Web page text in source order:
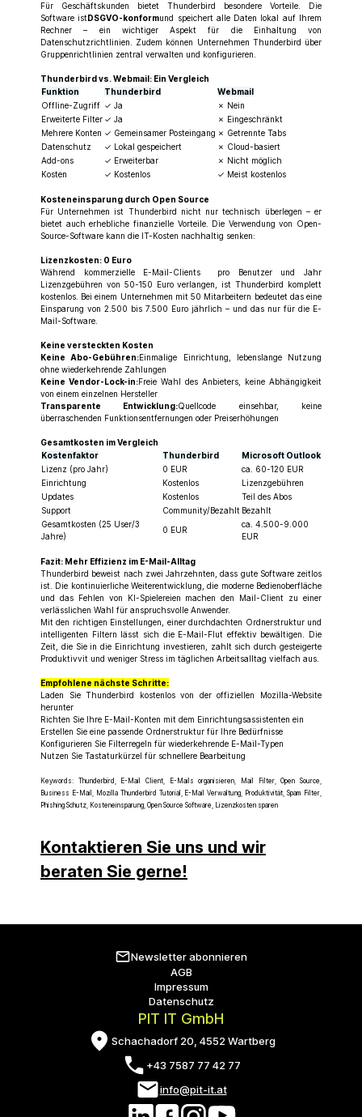
Für Geschäftskunden bietet Thunderbird besondere Vorteile. Die
Software ist DSGVO-konformund speichert alle Daten lokal auf Ihrem
Rechner – ein wichtiger Aspekt für die Einhaltung von
Datenschutzrichtlinien. Zudem können Unternehmen Thunderbird über
Gruppenrichtlinien zentral verwalten und konfigurieren.
Thunderbird vs. Webmail: Ein Vergleich
Funktion
Thunderbird
Webmail
Offline-Zugriff ✓ Ja
✗ Nein
Erweiterte Filter ✓ Ja
✗ Eingeschränkt
Mehrere Konten ✓ Gemeinsamer Posteingang ✗ Getrennte Tabs
Datenschutz
✓ Lokal gespeichert
✗ Cloud-basiert
Add-ons
✓ Erweiterbar
✗ Nicht möglich
Kosten
✓ Kostenlos ✓ Meist kostenlos
Kosteneinsparung durch Open Source
Für Unternehmen ist Thunderbird nicht nur technisch überlegen – er
bietet auch erhebliche finanzielle Vorteile. Die Verwendung von Open-
Source-Software kann die IT-Kosten nachhaltig senken:
Lizenzkosten: 0 Euro
Während kommerzielle E-Mail-Clients pro Benutzer und Jahr
Lizenzgebühren von 50-150 Euro verlangen, ist Thunderbird komplett
kostenlos. Bei einem Unternehmen mit 50 Mitarbeitern bedeutet das eine
Einsparung von 2.500 bis 7.500 Euro jährlich – und das nur für die E-
Mail-Software.
Keine versteckten Kosten
Keine Abo-Gebühren:Einmalige Einrichtung, lebenslange Nutzung
ohne wiederkehrende Zahlungen
Keine Vendor-Lock-in:Freie Wahl des Anbieters, keine Abhängigkeit
von einem einzelnen Hersteller
Transparente Entwicklung:Quellcode einsehbar, keine
überraschenden Funktionsentfernungen oder Preiserhöhungen
Gesamtkosten im Vergleich
Kostenfaktor
Thunderbird
Microsoft Outlook
Lizenz (pro Jahr)
0 EUR
ca. 60-120 EUR
Einrichtung
Kostenlos
Lizenzgebühren
Updates
Kostenlos
Teil des Abos
Support
Community/Bezahlt Bezahlt
Gesamtkosten (25 User/3
Jahre)
0 EUR
ca. 4.500-9.000
EUR
Fazit: Mehr Effizienz im E-Mail-Alltag
Thunderbird beweist nach zwei Jahrzehnten, dass gute Software zeitlos
ist. Die kontinuierliche Weiterentwicklung, die moderne Bedienoberfläche
und das Fehlen von KI-Spielereien machen den Mail-Client zu einer
verlässlichen Wahl für anspruchsvolle Anwender.
Mit den richtigen Einstellungen, einer durchdachten Ordnerstruktur und
intelligenten Filtern lässt sich die E-Mail-Flut effektiv bewältigen. Die
Zeit, die Sie in die Einrichtung investieren, zahlt sich durch gesteigerte
Produktivvit und weniger Stress im täglichen Arbeitsalltag vielfach aus.
Empfohlene nächste Schritte:
Laden Sie Thunderbird kostenlos von der offiziellen Mozilla-Website
herunter
Richten Sie Ihre E-Mail-Konten mit dem Einrichtungsassistenten ein
Erstellen Sie eine passende Ordnerstruktur für Ihre Bedürfnisse
Konfigurieren Sie Filterregeln für wiederkehrende E-Mail-Typen
Nutzen Sie Tastaturkürzel für schnellere Bearbeitung
Keywords: Thunderbird, E-Mail Client, E-Mails organisieren, Mail Filter, Open Source,
Business E-Mail, Mozilla Thunderbird Tutorial, E-Mail Verwaltung, Produktivität, Spam Filter,
Phishing Schutz, Kosteneinsparung, Open Source Software, Lizenzkosten sparen
Kontaktieren Sie uns und wir
beraten Sie gerne!
Newsletter abonnieren
AGB
Impressum
Datenschutz
PIT IT GmbH
Schachadorf 20, 4552 Wartberg
+43 7587 77 42 77
info@pit-it.at